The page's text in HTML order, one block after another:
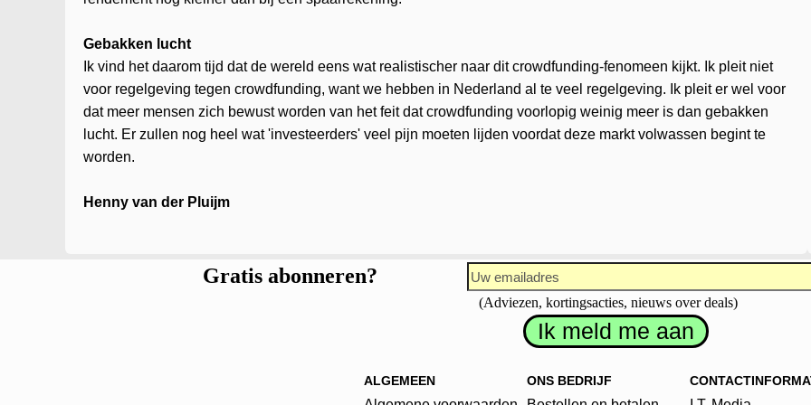
Gebakken lucht
Ik vind het daarom tijd dat de wereld eens wat realistischer naar dit crowdfunding-fenomeen kijkt. Ik pleit niet
voor regelgeving tegen crowdfunding, want we hebben in Nederland al te veel regelgeving. Ik pleit er wel voor
dat meer mensen zich bewust worden van het feit dat crowdfunding voorlopig weinig meer is dan gebakken
lucht. Er zullen nog heel wat 'investeerders' veel pijn moeten lijden voordat deze markt volwassen begint te
worden.
Henny van der Pluijm
Gratis abonneren?
(Adviezen, kortingsacties, nieuws over deals)
ALGEMEEN ONS BEDRIJF